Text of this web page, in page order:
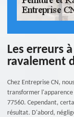
Les erreurs
ravalement
Chez Entreprise CN,
transformer
77560. Cependant,
résultat. D'abord,